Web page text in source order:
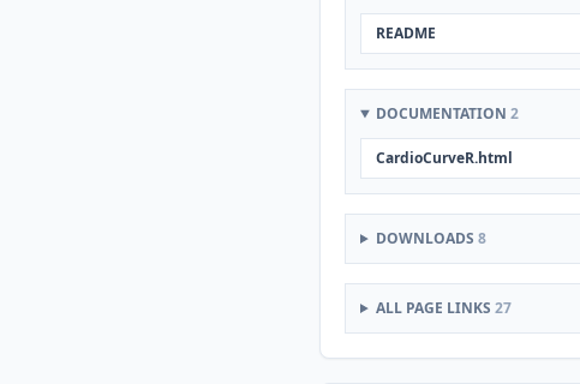
README
DOCUMENTATION 2
CardioCurveR.html
DOWNLOADS 8
ALL PAGE LINKS 27